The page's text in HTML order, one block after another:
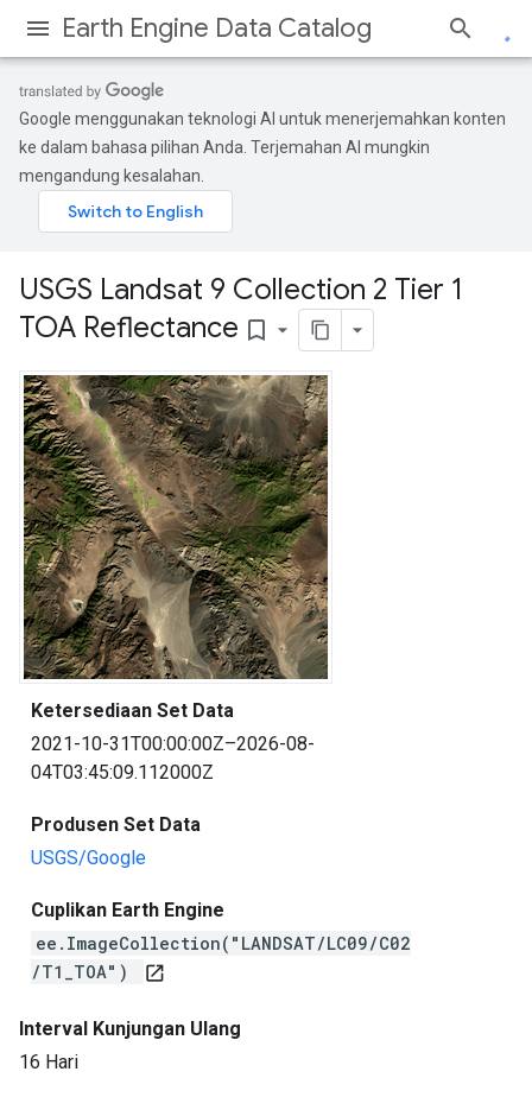
Earth Engine Data Catalog
Google menggunakan teknologi AI untuk menerjemahkan konten
ke dalam bahasa pilihan Anda. Terjemahan AI mungkin
mengandung kesalahan.
USGS Landsat 9 Collection 2 Tier 1
TOA Reflectance bookmark_border
Ketersediaan Set Data
2021-10-31T00:00:00Z–2026-08-
04T03:45:09.112000Z
Produsen Set Data
USGS/Google
Cuplikan Earth Engine
ee.ImageCollection("LANDSAT/LC09/C02
/T1_TOA")
open_in_new
Interval Kunjungan Ulang
16 Hari